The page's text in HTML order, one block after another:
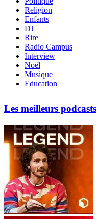
Religion
Enfants
DJ
Rire
Radio Campus
Interview
Noël
Musique
Education
Les meilleurs podcasts